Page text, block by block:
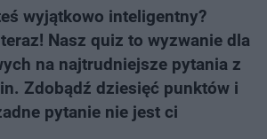
wyjątkowo inteligentny?
Nasz quiz to wyzwanie dla
na najtrudniejsze pytania z
Zdobądź dziesięć punktów i
pytanie nie jest ci